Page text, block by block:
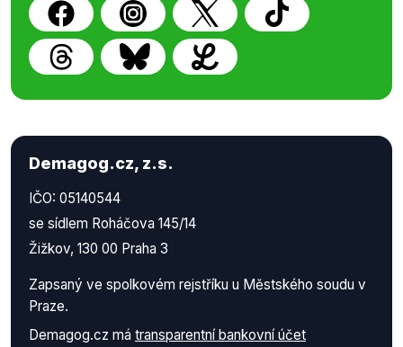
Demagog.cz, z.s.
IČO: 05140544
se sídlem Roháčova 145/14
Žižkov, 130 00 Praha 3
Zapsaný ve spolkovém rejstříku u Městského soudu v
Praze.
Demagog.cz má transparentní bankovní účet